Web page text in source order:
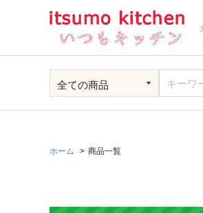
ホーム 商品一覧